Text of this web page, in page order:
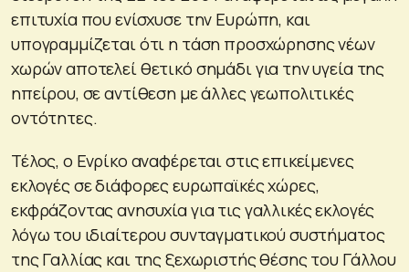
επιτυχία που ενίσχυσε την Ευρώπη, και
υπογραμμίζεται ότι η τάση προσχώρησης νέων
χωρών αποτελεί θετικό σημάδι για την υγεία της
ηπείρου, σε αντίθεση με άλλες γεωπολιτικές
οντότητες.
Τέλος, ο Ενρίκο αναφέρεται στις επικείμενες
εκλογές σε διάφορες ευρωπαϊκές χώρες,
εκφράζοντας ανησυχία για τις γαλλικές εκλογές
λόγω του ιδιαίτερου συνταγματικού συστήματος
της Γαλλίας και της ξεχωριστής θέσης του Γάλλου